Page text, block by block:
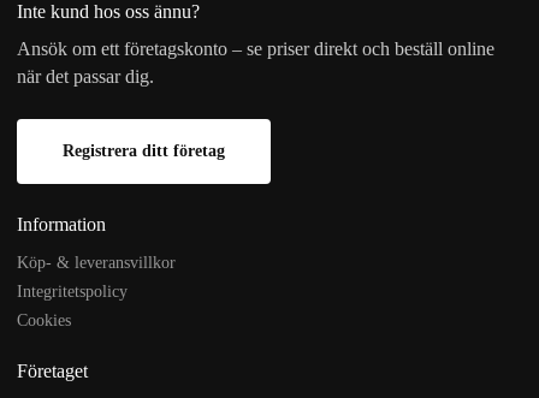
Inte kund hos oss ännu?
Ansök om ett företagskonto – se priser direkt och beställ online
när det passar dig.
Registrera ditt företag
Information
Köp- & leveransvillkor
Integritetspolicy
Cookies
Företaget